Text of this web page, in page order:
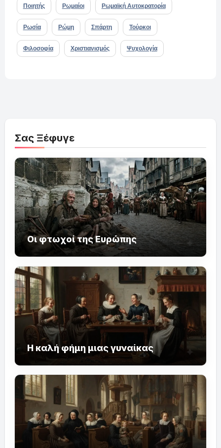
Ποιητής Ρωμαίοι Ρωμαϊκή Αυτοκρατορία
Ρωσία Ρώμη Σπάρτη Τούρκοι
Φιλοσοφία Χριστιανισμός Ψυχολογία
Σας Ξέφυγε
Οι φτωχοί της Ευρώπης
Η καλή φήμη μιας γυναίκας